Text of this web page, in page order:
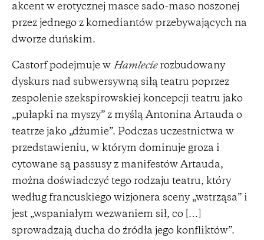
akcent w erotycznej masce sado-maso noszonej
przez jednego z komediantów przebywających na
dworze duńskim.
Castorf podejmuje w Hamlecierozbudowany
dyskurs nad subwersywną siłą teatru poprzez
zespolenie szekspirowskiej koncepcji teatru jako
„pułapki na myszy” z myślą Antonina Artauda o
teatrze jako „dżumie”. Podczas uczestnictwa w
przedstawieniu, w którym dominuje groza i
cytowane są passusy z manifestów Artauda,
można doświadczyć tego rodzaju teatru, który
według francuskiego wizjonera sceny „wstrząsa” i
jest „wspaniałym wezwaniem sił, co […]
sprowadzają ducha do źródła jego konfliktów”.